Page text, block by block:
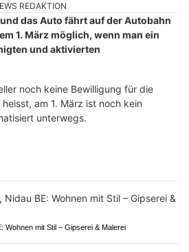
REDAKTION
das Auto fährt auf der Autobahn
1. März möglich, wenn man ein
und aktivierten
noch keine Bewilligung für die
am 1. März ist noch kein
unterwegs.
Wohnen mit Stil – Gipserei & Malerei